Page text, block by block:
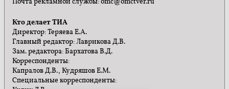
Кто делает ТИА
Директор: Теряева Е.А.
Главный редактор: Лаврикова Д.В.
Зам. редактора: Бархатова В.Д.
Корреспонденты:
Капралов Д.В., Кудряшов Е.М.
Специальные корреспонденты: